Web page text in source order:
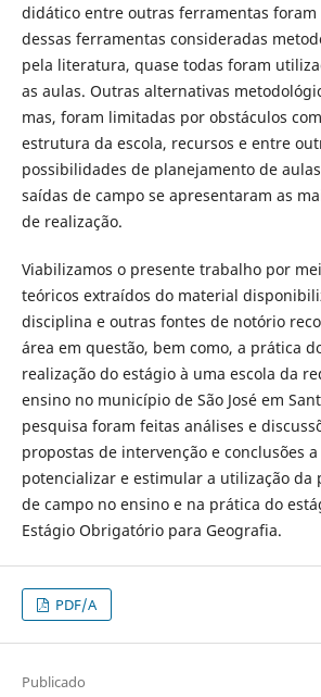
didático entre outras ferramentas foram
dessas ferramentas consideradas
pela literatura, quase todas foram
as aulas. Outras alternativas
mas, foram limitadas por obstáculos
estrutura da escola, recursos e entre
possibilidades de planejamento de
saídas de campo se apresentaram as
de realização.
Viabilizamos o presente trabalho por
teóricos extraídos do material
disciplina e outras fontes de notório
área em questão, bem como, a prática
realização do estágio à uma escola da
ensino no município de São José em
pesquisa foram feitas análises e
propostas de intervenção e conclusões
potencializar e estimular a utilização da
de campo no ensino e na prática do
Estágio Obrigatório para Geografia.
PDF/A
Publicado